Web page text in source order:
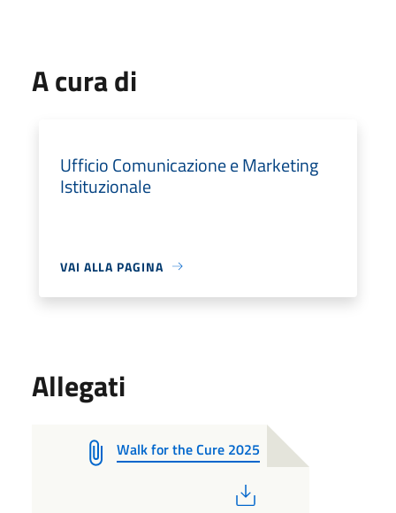
A cura di
Ufficio Comunicazione e Marketing
Istituzionale
VAI ALLA PAGINA
Allegati
Walk for the Cure 2025